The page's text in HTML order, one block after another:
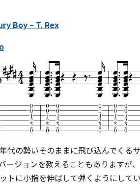
Boy – T. Rex
代の勢いそのままに飛び込んでくる
ージョンを教えることもありますが
トに小指を伸ばして弾くようにしてい